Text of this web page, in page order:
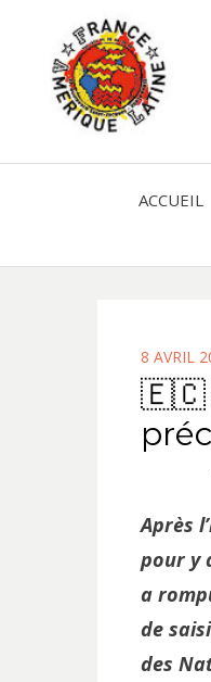
ACCUEIL
POSTED
ON
8 AVRIL
🇪🇨
Après
pour y
a
de
des